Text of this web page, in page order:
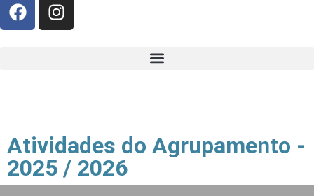
Atividades do Agrupamento -
2025 / 2026